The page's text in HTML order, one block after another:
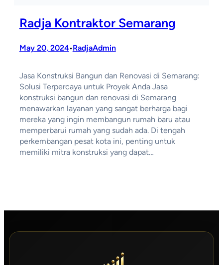
Radja Kontraktor Semarang
May 20, 2024•RadjaAdmin
Jasa Konstruksi Bangun dan Renovasi di Semarang:
Solusi Terpercaya untuk Proyek Anda Jasa
konstruksi bangun dan renovasi di Semarang
menawarkan layanan yang sangat berharga bagi
mereka yang ingin membangun rumah baru atau
memperbarui rumah yang sudah ada. Di tengah
perkembangan pesat kota ini, penting untuk
memiliki mitra konstruksi yang dapat…